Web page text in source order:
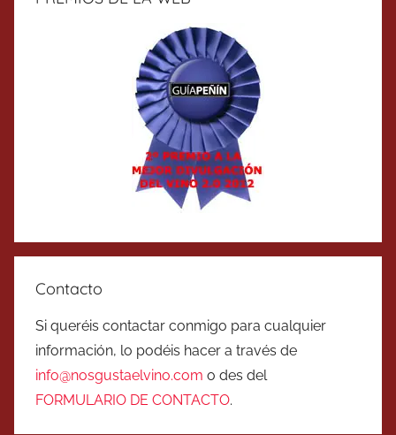
Contacto
Si queréis contactar conmigo para cualquier
información, lo podéis hacer a través de
info@nosgustaelvino.com o des del
FORMULARIO DE CONTACTO.